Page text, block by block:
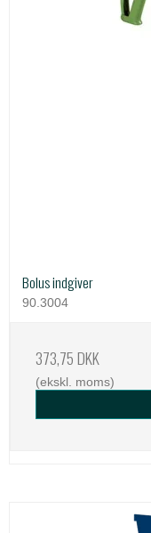
Bolus indgiver
90.3004
373,75 DKK
(ekskl. moms)